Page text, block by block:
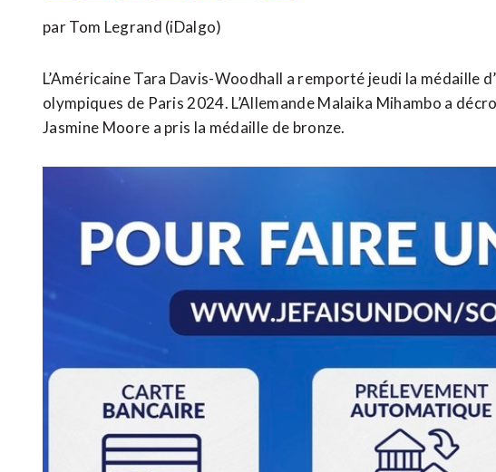
par Tom Legrand (iDalgo)
L’Américaine Tara Davis-Woodhall a remporté jeudi la médaille
olympiques de Paris 2024. L’Allemande Malaika Mihambo a
Jasmine Moore a pris la médaille de bronze.